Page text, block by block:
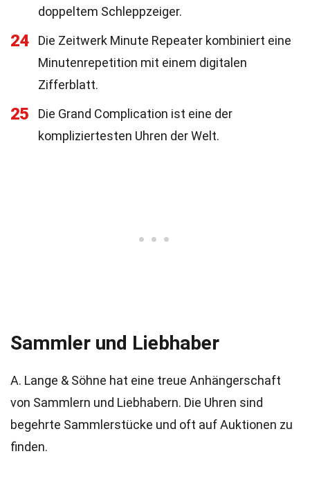
doppeltem Schleppzeiger.
24
Die Zeitwerk Minute Repeater kombiniert eine
Minutenrepetition mit einem digitalen
Zifferblatt.
25
Die Grand Complication ist eine der
kompliziertesten Uhren der Welt.
Sammler und Liebhaber
A. Lange & Söhne hat eine treue Anhängerschaft
von Sammlern und Liebhabern. Die Uhren sind
begehrte Sammlerstücke und oft auf Auktionen zu
finden.